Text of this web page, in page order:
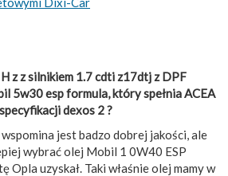
z z silnikiem 1.7 cdti z17dtj z DPF
5w30 esp formula, który spełnia ACEA
dexos 2 ?
jest badzo dobrej jakości, ale
wybrać olej Mobil 1 0W40 ESP
Opla uzyskał. Taki właśnie olej mamy w